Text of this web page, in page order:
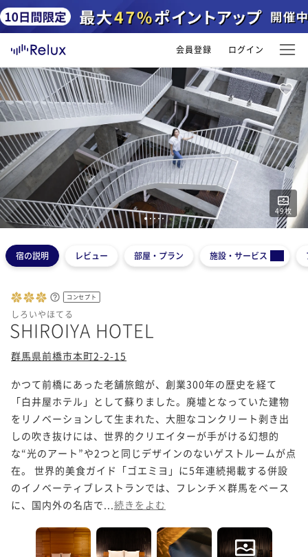
会員登録 ログイン
49枚
1 2 3 45
宿の説明 レビュー 部屋・プラン 施設・サービス
コンセプト
しろいやほてる
SHIROIYA HOTEL
群馬県前橋市本町2-2-15
かつて前橋にあった老舗旅館が、創業300年の歴史を経て
「白井屋ホテル」として蘇りました。廃墟となっていた建物
をリノベーションして生まれた、大胆なコンクリート剥き出
しの吹き抜けには、世界的クリエイターが手がける幻想的
な“光のアート”や2つと同じデザインのないゲストルームが点
在。 世界的美食ガイド「ゴエミヨ」に5年連続掲載する併設
のイノベーティブレストランでは、フレンチ×群馬をベース
に、国内外の名店で... 続きをよむ